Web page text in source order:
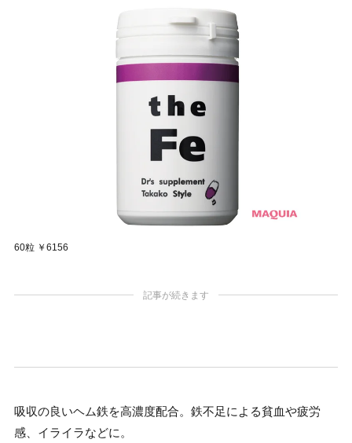
60粒 ￥6156
記事が続きます
吸収の良いヘム鉄を高濃度配合。鉄不足による貧血や疲労
感、イライラなどに。